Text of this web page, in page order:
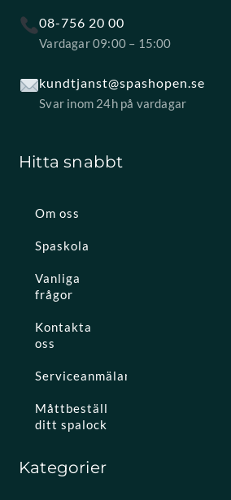
08-756 20 00
Vardagar 09:00 – 15:00
kundtjanst@spashopen.se
Svar inom 24h på vardagar
Hitta snabbt
Om oss
Spaskola
Vanliga
frågor
Kontakta
oss
Serviceanmälan
Måttbeställ
ditt spalock
Kategorier